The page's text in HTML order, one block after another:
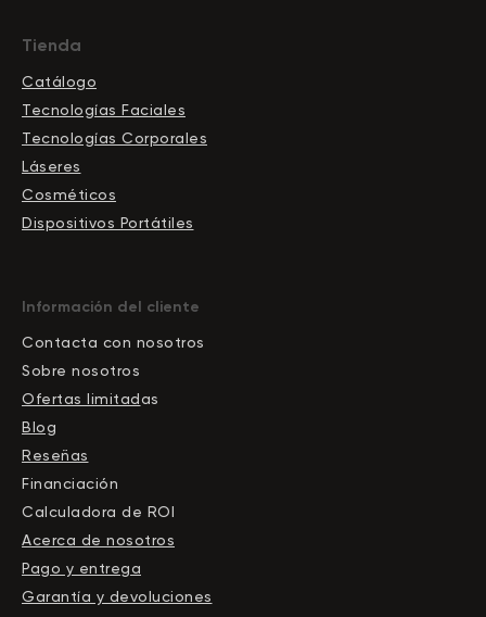
Tienda
Catálogo
Tecnologías Faciales
Tecnologías Corporales
Láseres
Cosméticos
Dispositivos Portátiles
Información del cliente
Contacta con nosotros
Sobre nosotros
Ofertas limitadas
Blog
Reseñas
Financiación
Calculadora de ROI
Acerca de nosotros
Pago y entrega
Garantía y devoluciones